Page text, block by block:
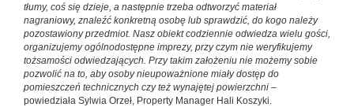
tłumy, coś się dzieje, a następnie trzeba odtworzyć materiał
nagraniowy, znaleźć konkretną osobę lub sprawdzić, do kogo należy
pozostawiony przedmiot. Nasz obiekt codziennie odwiedza wielu gości,
organizujemy ogólnodostępne imprezy, przy czym nie weryfikujemy
tożsamości odwiedzających. Przy takim założeniu nie możemy sobie
pozwolić na to, aby osoby nieupoważnione miały dostęp do
pomieszczeń technicznych czy też wynajętej powierzchni –
powiedziała Sylwia Orzeł, Property Manager Hali Koszyki.